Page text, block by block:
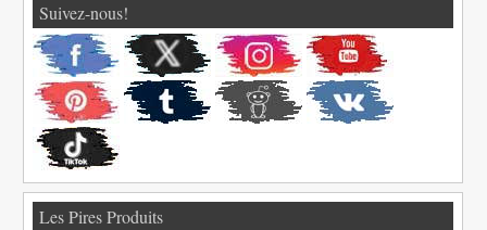
Suivez-nous!
Les Pires Produits